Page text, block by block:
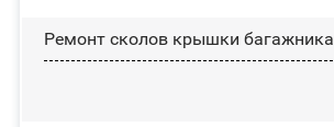
Ремонт сколов крышки багажника